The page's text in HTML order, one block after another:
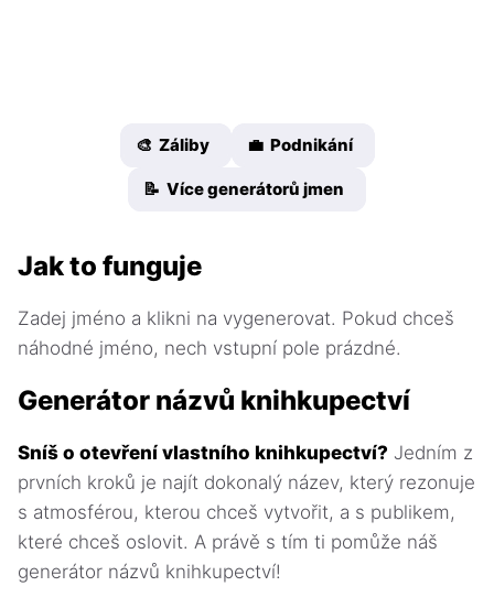
🎨 Záliby 💼 Podnikání
📝 Více generátorů jmen
Jak to funguje
Zadej jméno a klikni na vygenerovat. Pokud chceš
náhodné jméno, nech vstupní pole prázdné.
Generátor názvů knihkupectví
Sníš o otevření vlastního knihkupectví? Jedním z
prvních kroků je najít dokonalý název, který rezonuje
s atmosférou, kterou chceš vytvořit, a s publikem,
které chceš oslovit. A právě s tím ti pomůže náš
generátor názvů knihkupectví!